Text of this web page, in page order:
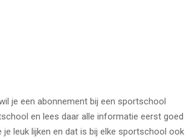
je een abonnement bij een sportschool
en lees daar alle informatie eerst goed
leuk lijken en dat is bij elke sportschool ook